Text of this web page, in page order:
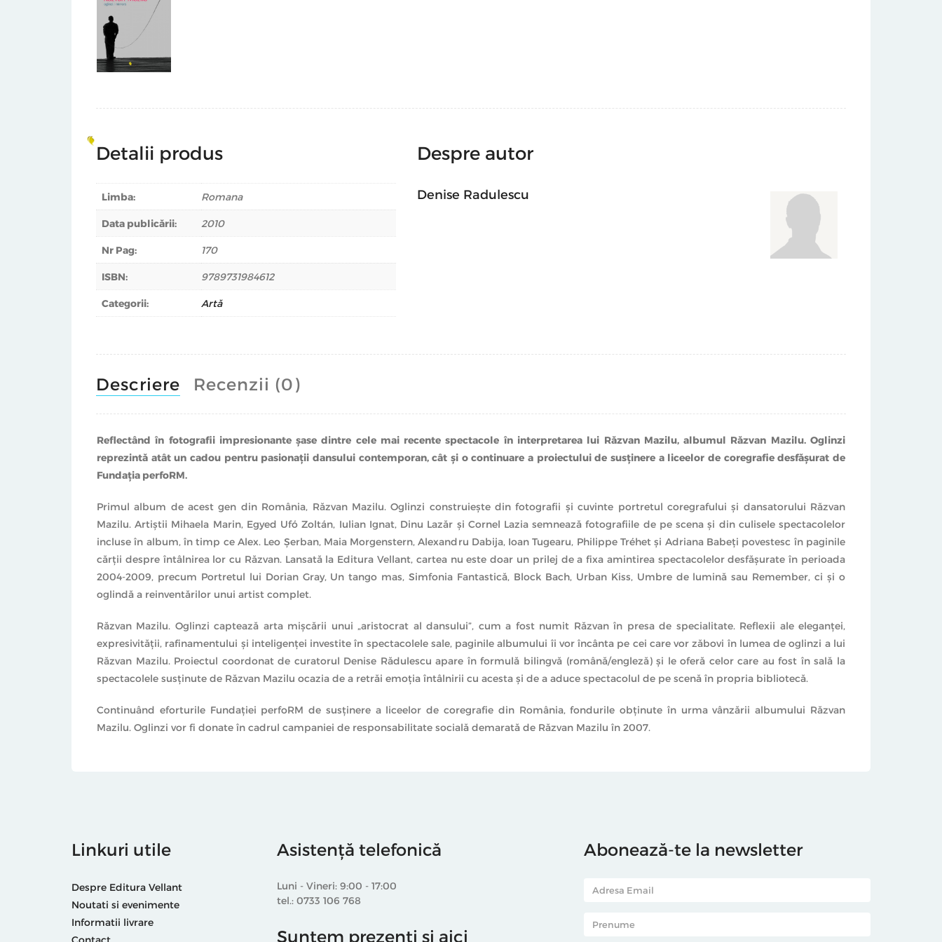
Continuând eforturile Fundaţiei perfoRM de susţinere a liceelor de coregrafie din
2007.
Detalii produs
Limba: Romana
Data publicării: 2010
Nr Pag: 170
ISBN: 9789731984612
Categorii: Artă
Despre autor
Denise Radulescu
Descriere Recenzii (0)
Reflectând în fotografii impresionante şase dintre cele mai recente spectacole în interpretarea lui Răzvan Mazilu, albumul Răzvan Mazilu. Oglinzi
reprezintă atât un cadou pentru pasionaţii dansului contemporan, cât şi o continuare a proiectului de susţinere a liceelor de coregrafie desfăşurat de
Fundaţia perfoRM.
Primul album de acest gen din România, Răzvan Mazilu. Oglinzi construieşte din fotografii şi cuvinte portretul coregrafului şi dansatorului Răzvan
Mazilu. Artiştii Mihaela Marin, Egyed Ufó Zoltán, Iulian Ignat, Dinu Lazăr şi Cornel Lazia semnează fotografiile de pe scena şi din culisele spectacolelor
incluse în album, în timp ce Alex. Leo Şerban, Maia Morgenstern, Alexandru Dabija, Ioan Tugearu, Philippe Tréhet şi Adriana Babeţi povestesc în paginile
cărţii despre întâlnirea lor cu Răzvan. Lansată la Editura Vellant, cartea nu este doar un prilej de a fixa amintirea spectacolelor desfăşurate în perioada
2004-2009, precum Portretul lui Dorian Gray, Un tango mas, Simfonia Fantastică, Block Bach, Urban Kiss, Umbre de lumină sau Remember, ci şi o
oglindă a reinventărilor unui artist complet.
Răzvan Mazilu. Oglinzi captează arta mişcării unui „aristocrat al dansului”, cum a fost numit Răzvan în presa de specialitate. Reflexii ale eleganţei,
expresivităţii, rafinamentului şi inteligenţei investite în spectacolele sale, paginile albumului îi vor încânta pe cei care vor zăbovi în lumea de oglinzi a lui
Răzvan Mazilu. Proiectul coordonat de curatorul Denise Rădulescu apare în formulă bilingvă (română/engleză) şi le oferă celor care au fost în sală la
spectacolele susţinute de Răzvan Mazilu ocazia de a retrăi emoţia întâlnirii cu acesta şi de a aduce spectacolul de pe scenă în propria bibliotecă.
Continuând eforturile Fundaţiei perfoRM de susţinere a liceelor de coregrafie din România, fondurile obţinute în urma vânzării albumului Răzvan
Mazilu. Oglinzi vor fi donate în cadrul campaniei de responsabilitate socială demarată de Răzvan Mazilu în 2007.
Linkuri utile
Despre Editura Vellant
Noutati si evenimente
Informatii livrare
Contact
Asistență telefonică
Luni - Vineri: 9:00 - 17:00
tel.: 0733 106 768
Suntem prezenti și aici
Abonează-te la newsletter